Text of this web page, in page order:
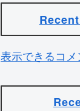
表示できるコメ